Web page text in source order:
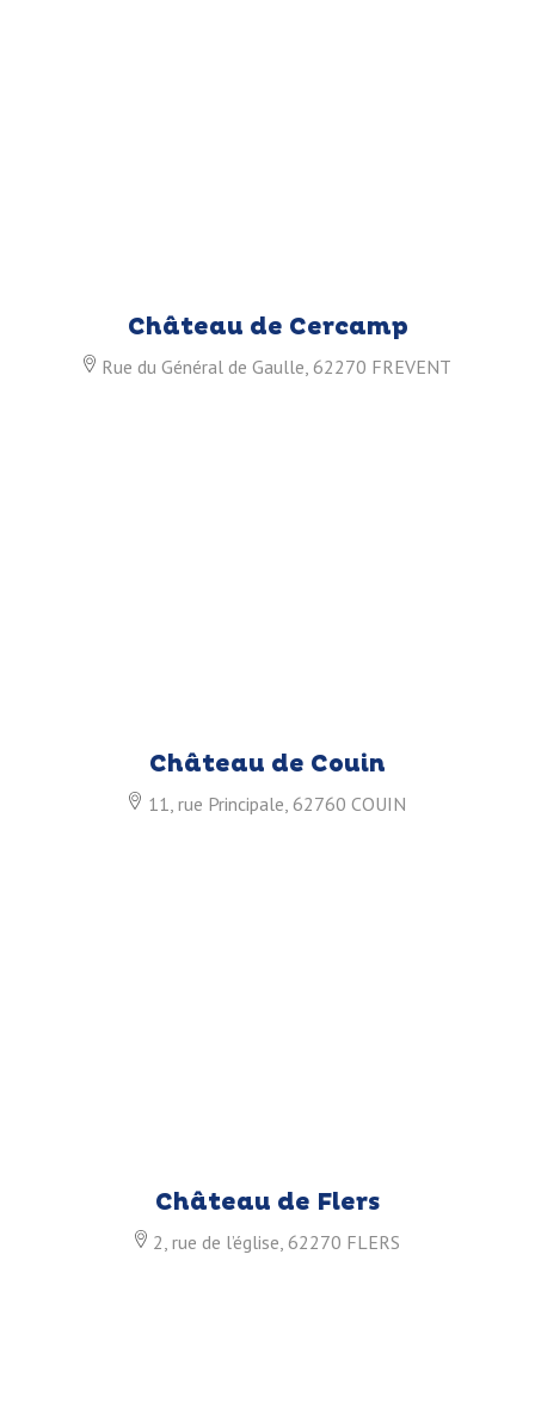
Château de Cercamp
Rue du Général de Gaulle, 62270 FREVENT
Château de Couin
11, rue Principale, 62760 COUIN
Château de Flers
2, rue de l’église, 62270 FLERS